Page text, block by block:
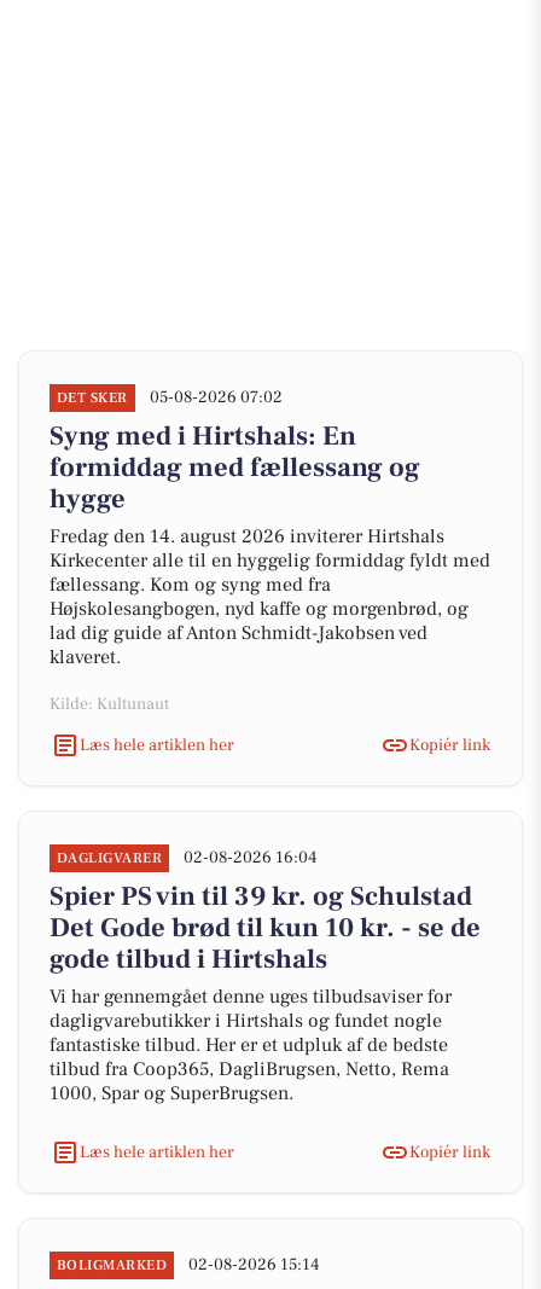
DET SKER 05-08-2026 07:02
Syng med i Hirtshals: En
formiddag med fællessang og
hygge
Fredag den 14. august 2026 inviterer Hirtshals
Kirkecenter alle til en hyggelig formiddag fyldt med
fællessang. Kom og syng med fra
Højskolesangbogen, nyd kaffe og morgenbrød, og
lad dig guide af Anton Schmidt-Jakobsen ved
klaveret.
Kilde: Kultunaut
Læs hele artiklen her
Kopiér link
DAGLIGVARER 02-08-2026 16:04
Spier PS vin til 39 kr. og Schulstad
Det Gode brød til kun 10 kr. - se de
gode tilbud i Hirtshals
Vi har gennemgået denne uges tilbudsaviser for
dagligvarebutikker i Hirtshals og fundet nogle
fantastiske tilbud. Her er et udpluk af de bedste
tilbud fra Coop365, DagliBrugsen, Netto, Rema
1000, Spar og SuperBrugsen.
Læs hele artiklen her Kopiér link
BOLIGMARKED 02-08-2026 15:14